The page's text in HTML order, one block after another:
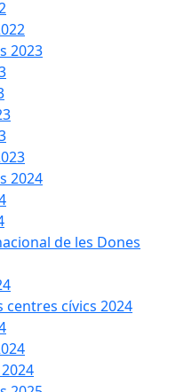
2023
2024
de les Dones
centres cívics 2024